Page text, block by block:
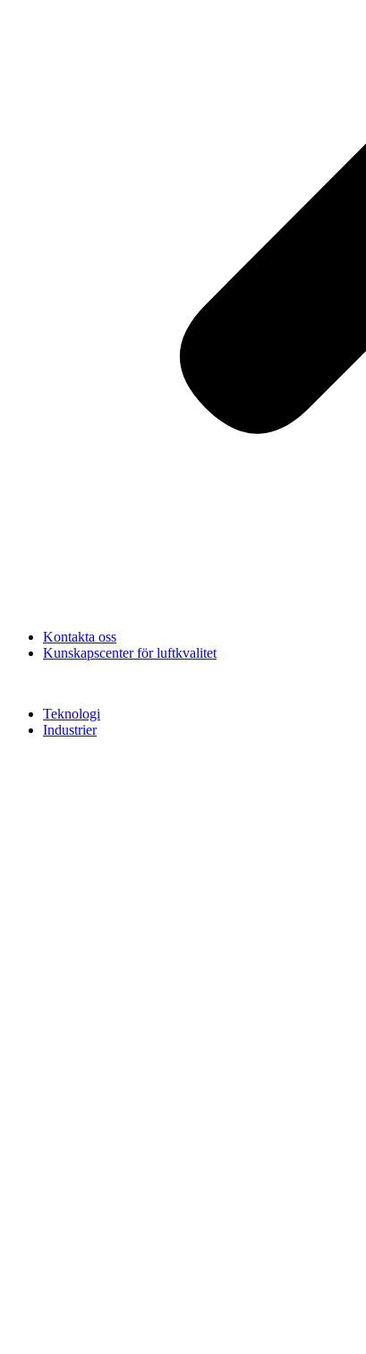
Kontakta oss
Kunskapscenter för luftkvalitet
Teknologi
Industrier